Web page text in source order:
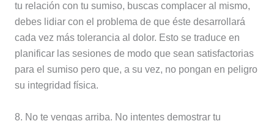
tu relación con tu sumiso, buscas complacer al mismo,
debes lidiar con el problema de que éste desarrollará
cada vez más tolerancia al dolor. Esto se traduce en
planificar las sesiones de modo que sean satisfactorias
para el sumiso pero que, a su vez, no pongan en peligro
su integridad física.
8. No te vengas arriba. No intentes demostrar tu